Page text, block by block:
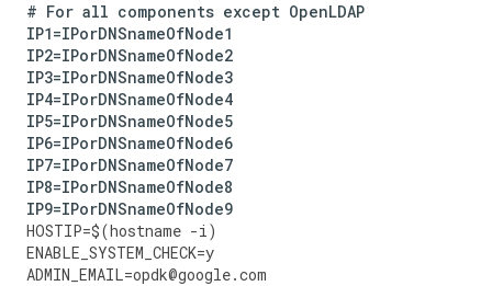
# For all components except OpenLDAP
IP1=IPorDNSnameOfNode1
IP2=IPorDNSnameOfNode2
IP3=IPorDNSnameOfNode3
IP4=IPorDNSnameOfNode4
IP5=IPorDNSnameOfNode5
IP6=IPorDNSnameOfNode6
IP7=IPorDNSnameOfNode7
IP8=IPorDNSnameOfNode8
IP9=IPorDNSnameOfNode9
HOSTIP=$(hostname -i)
ENABLE_SYSTEM_CHECK=y
ADMIN_EMAIL=opdk@google.com